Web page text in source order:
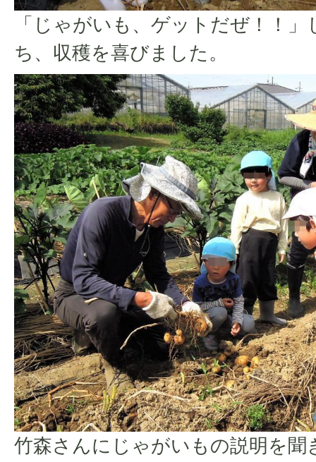
「じゃがいも、ゲットだぜ！！
ち、収穫を喜びました。
竹森さんにじゃがいもの説明を聞